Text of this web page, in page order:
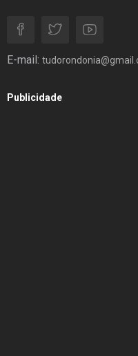
E-mail:
Publicidade